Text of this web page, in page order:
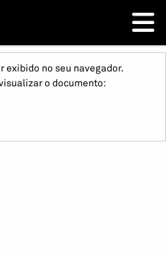
exibido no seu navegador.
o documento: